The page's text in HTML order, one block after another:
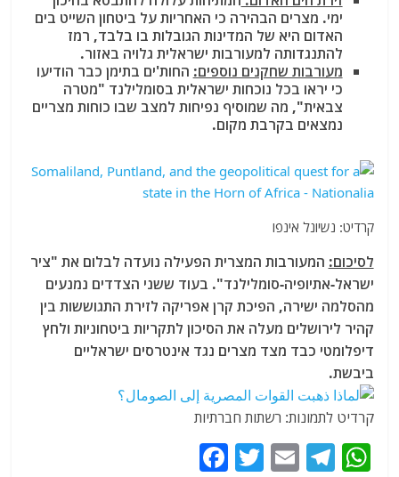
ימי. מצרים הבהירה כי האחריות על ביטחון השייט בים
האדום היא של המדינות הגובלות בו בלבד, רמז
להתנגדותה למעורבות ישראלית גלויה באזור.
מעורבות שחקנים נוספים: החות'ים בתימן כבר הודיעו
כי יראו בכל נוכחות ישראלית בסומלילנד "מטרה
צבאית", מה שמוסיף נפיחות למצב שבו כוחות מצריים
נמצאים בקרבת מקום.
קרדיט: נשיונל אינפו
לסיכום: המעורבות המצרית הפעילה נועדה לבלום את "ציר
ישראל-אתיופיה-סומלילנד". בעוד ששני הצדדים נמנעים
מהסלמה ישירה, הפיכת קרן אפריקה לזירת התגוששות בין
קהיר לירושלים מעלה את הסיכון לתקריות ביטחוניות ולחץ
דיפלומטי כבד מצד מצרים נגד אינטרסים ישראליים
ביבשת.
קרדיט לתמונות: רשתות חברתיות
W
T
E
T